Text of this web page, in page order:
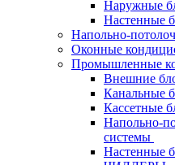
Наружные
Настенные
Напольно-
Оконные
Промышленные
Внешние
Канальные
Кассетные
Напольно-
системы
Настенные